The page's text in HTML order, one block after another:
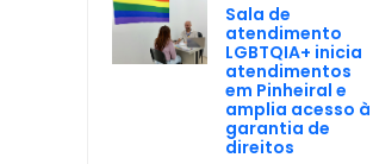
Sala de
atendimento
LGBTQIA+ inicia
atendimentos
em Pinheiral e
amplia acesso à
garantia de
direitos